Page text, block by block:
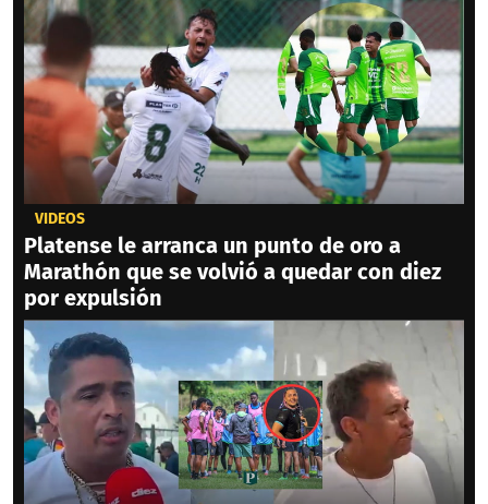
VIDEOS
Platense le arranca un punto de oro a
Marathón que se volvió a quedar con diez
por expulsión